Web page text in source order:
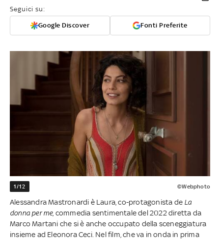
Seguici su:
Google Discover Fonti Preferite
1/12 ©Webphoto
Alessandra Mastronardi è Laura, co-protagonista de La
donna per me, commedia sentimentale del 2022 diretta da
Marco Martani che si è anche occupato della sceneggiatura
insieme ad Eleonora Ceci. Nel film, che va in onda in prima